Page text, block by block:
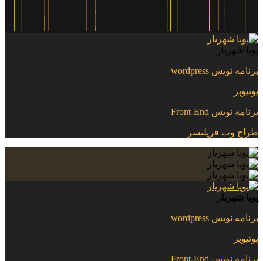
پویا شهریار
برنامه نویس wordpress
یوتیوبر
برنامه نویس Front-End
طراح وب فریلنسر
پویا شهریار
برنامه نویس wordpress
یوتیوبر
برنامه نویس Front-End